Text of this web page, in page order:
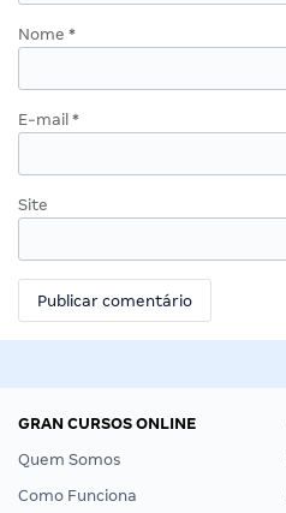
Nome *
E-mail *
Site
GRAN CURSOS ONLINE
Quem Somos
Como Funciona